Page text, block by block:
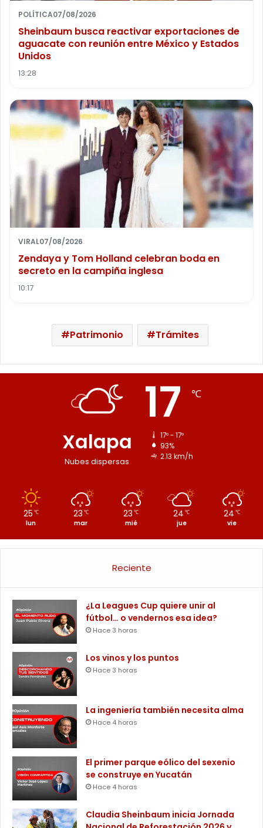
POLÍTICA07/08/2026
Sheinbaum busca reactivar exportaciones de
aguacate con reunión entre México y Estados
Unidos
13:28
VIRAL07/08/2026
Zendaya y Tom Holland celebran boda en
secreto en la campiña inglesa
10:17
Patrimonio Trámites
Xalapa
Nubes dispersas
17 ℃
17º - 17º
93%
2.13 km/h
25 ℃
lun
23 ℃
mar
23 ℃
mié
24 ℃
jue
24 ℃
vie
Reciente
¿La Leagues Cup quiere unir al
fútbol… o vendernos esa idea?
Hace 3 horas
Los vinos y los puntos
Hace 3 horas
La ingeniería también necesita alma
Hace 4 horas
El primer parque eólico del sexenio
se construye en Yucatán
Hace 4 horas
Claudia Sheinbaum inicia Jornada